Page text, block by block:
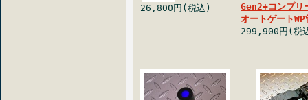
26,800円(税込)
Gen2+コンプリ
オートゲートWP
299,900円(税